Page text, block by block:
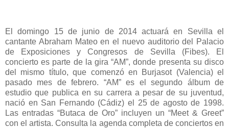
El domingo 15 de junio de 2014 actuará en Sevilla el
cantante Abraham Mateo en el nuevo auditorio del Palacio
de Exposiciones y Congresos de Sevilla (Fibes). El
concierto es parte de la gira “AM”, donde presenta su disco
del mismo título, que comenzó en Burjasot (Valencia) el
pasado mes de febrero. “AM” es el segundo álbum de
estudio que publica en su carrera a pesar de su juventud,
nació en San Fernando (Cádiz) el 25 de agosto de 1998.
Las entradas “Butaca de Oro” incluyen un “Meet & Greet”
con el artista. Consulta la agenda completa de conciertos en